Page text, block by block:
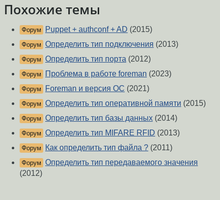
Похожие темы
Форум Puppet + authconf + AD (2015)
Форум Определить тип подключения (2013)
Форум Определить тип порта (2012)
Форум Проблема в работе foreman (2023)
Форум Foreman и версия ОС (2021)
Форум Определить тип оперативной памяти (2015)
Форум Определить тип базы данных (2014)
Форум Определить тип MIFARE RFID (2013)
Форум Как определить тип файла ? (2011)
Форум Определить тип передаваемого значения
(2012)